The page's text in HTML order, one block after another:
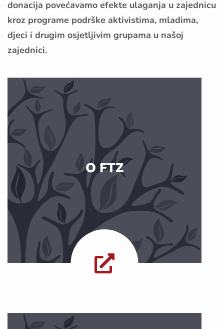
donacija povećavamo efekte ulaganja u zajednicu
kroz programe podrške aktivistima, mladima,
djeci i drugim osjetljivim grupama u našoj
zajednici.
O FTZ